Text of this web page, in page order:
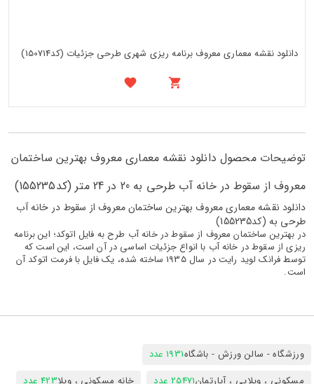
دانلود نقشه معماری معروف برنامه ریزی شهری طرحی جزئیات (کد150714)
توضیحات محصول دانلود نقشه معماری معروف بهترین ساختمان
معروف از سقوط در خانه آب طرحی به 20 در 24 متر (کد155235)
دانلود نقشه معماری معروف بهترین ساختمان معروف از سقوط در خانه آب
طرحی به (کد155235)
در بهترین ساختمان معروف از سقوط در خانه آب طرح به فایل اتوکد؛ این برنامه
ریزی از سقوط در خانه آب با انواع جزئیات اساسی در آن است، این است که
توسط فرانک لوید رایت در سال 1935 ساخته شده، یک فایل با فرمت اتوکد آن
است.
ورزشگاه - سالن ورزش - باشگاه1931 عدد
مسکونی ، ویلایی ، آپارتمان25471 عدد خانه مسکونی ، ویلا423 عدد